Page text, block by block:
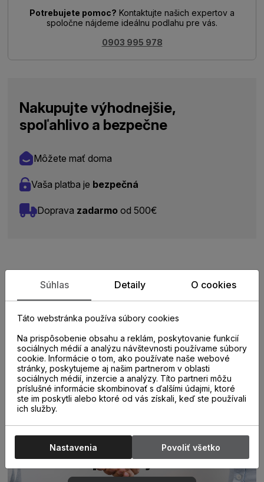
Potrebujete pomoc? Kontaktujte našich expertov a
spoločne nájdeme ideálnu podlahu pre vás.
0903 995 978
Nakupujte výhodnejšie,
spoľahlivo a bezpečne
Môžete mať doma
Vaša platba je bezpečná
Doprava zadarmo od 500€
Zistite viac o vlastnostiach
produktu
Poraďte sa s
odborníkom u nás na
predajni.
Súhlas Detaily O cookies
Táto webstránka používa súbory cookies
Na prispôsobenie obsahu a reklám, poskytovanie funkcií
sociálnych médií a analýzu návštevnosti používame súbory
cookie. Informácie o tom, ako používate naše webové
stránky, poskytujeme aj našim partnerom v oblasti
sociálnych médií, inzercie a analýzy. Títo partneri môžu
príslušné informácie skombinovať s ďalšími údajmi, ktoré
ste im poskytli alebo ktoré od vás získali, keď ste používali
ich služby.
Nastavenia Povoliť všetko